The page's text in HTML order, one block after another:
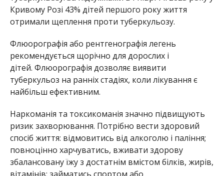
Кривому Розі 43% дітей першого рокужиття
отримали щеплення проти туберкульозу.
Флюорографія або рентгенографія легень
рекомендується щорічно для дорослихі
дітей. Флюорографія дозволяє виявити
туберкульоз на ранніх стадіях, коли лікування є
найбільш ефективним.
Наркоманія та токсикоманія значно підвищують
ризик захворювання. Потрібно вести здоровий
спосіб життя: відмовитись від алкоголю і паління;
повноцінно харчуватись, вживати здорову
збалансовануїжуз достатнім вмістом білків, жирів,